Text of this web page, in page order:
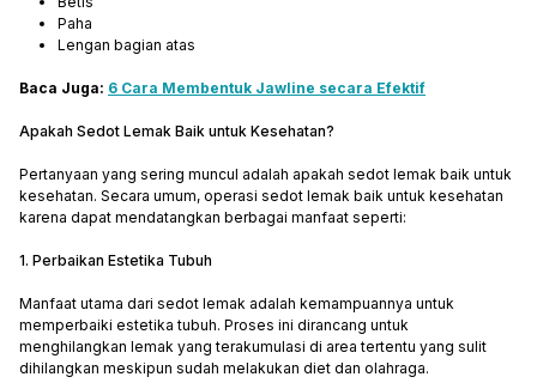
Paha
Lengan bagian atas
Baca Juga: 6 Cara Membentuk Jawline secara Efektif
Apakah Sedot Lemak Baik untuk Kesehatan?
Pertanyaan yang sering muncul adalah apakah sedot lemak baik untuk
kesehatan. Secara umum, operasi sedot lemak baik untuk kesehatan
karena dapat mendatangkan berbagai manfaat seperti:
1. Perbaikan Estetika Tubuh
Manfaat utama dari sedot lemak adalah kemampuannya untuk
memperbaiki estetika tubuh. Proses ini dirancang untuk
menghilangkan lemak yang terakumulasi di area tertentu yang sulit
dihilangkan meskipun sudah melakukan diet dan olahraga.